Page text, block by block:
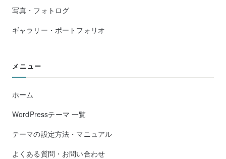
写真・フォトログ
ギャラリー・ポートフォリオ
メニュー
ホーム
WordPressテーマ 一覧
テーマの設定方法・マニュアル
よくある質問・お問い合わせ